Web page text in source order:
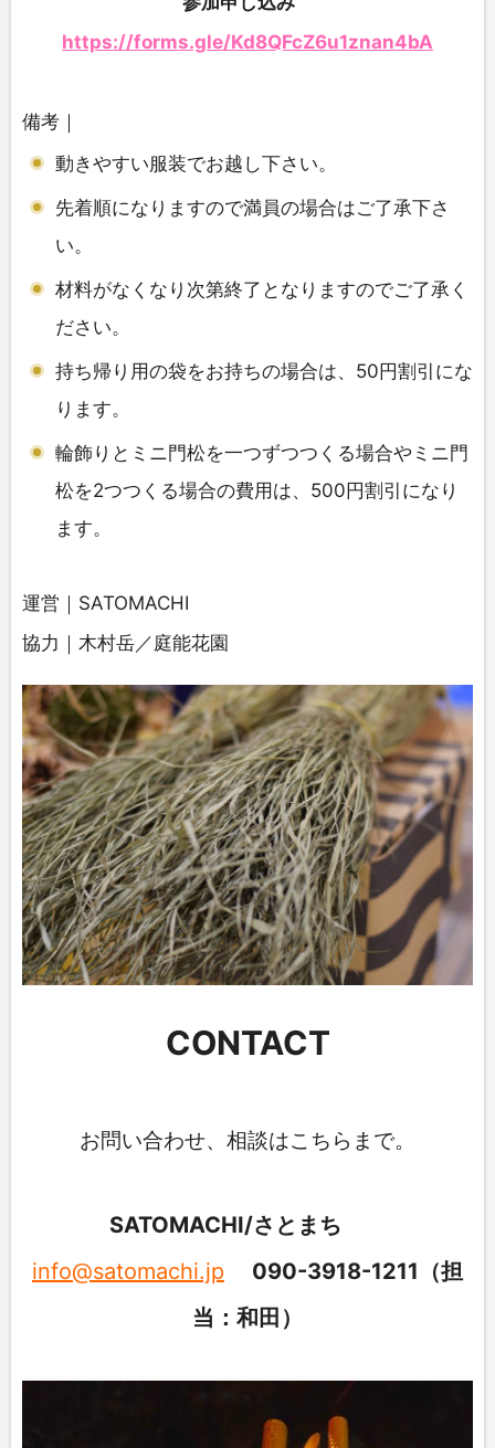
https://forms.gle/Kd8QFcZ6u1znan4bA
備考｜
動きやすい服装でお越し下さい。
先着順になりますので満員の場合はご了承下さ
い。
材料がなくなり次第終了となりますのでご了承く
ださい。
持ち帰り用の袋をお持ちの場合は、50円割引にな
ります。
輪飾りとミニ門松を一つずつつくる場合やミニ門
松を2つつくる場合の費用は、500円割引になり
ます。
運営｜SATOMACHI
協力｜木村岳／庭能花園
CONTACT
お問い合わせ、相談はこちらまで。
SATOMACHI/さとまち
info@satomachi.jp
090-3918-1211（担
当：和田）